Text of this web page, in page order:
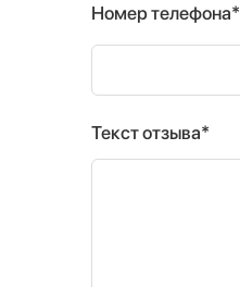
Номер телефона*
Текст отзыва*